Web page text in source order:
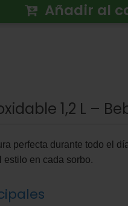
Añadir al
1,2 L –
perfecta durante todo el
en cada sorbo.